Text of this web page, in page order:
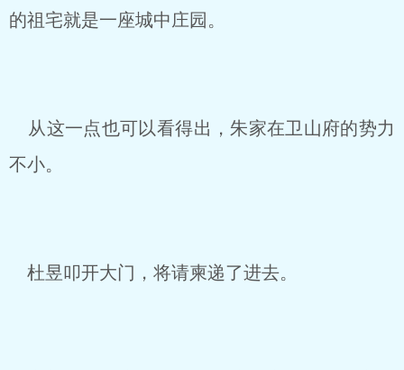
的祖宅就是一座城中庄园。
从这一点也可以看得出，朱家在卫山府的势力
不小。
杜昱叩开大门，将请柬递了进去。